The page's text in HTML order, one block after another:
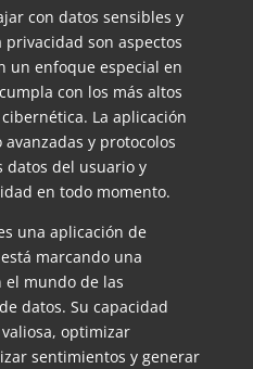
con datos sensibles y
son aspectos
un enfoque especial en
cumpla con los más altos
La aplicación
y protocolos
datos del usuario y
en todo momento.
una aplicación de
marcando una
mundo de las
datos. Su capacidad
optimizar
sentimientos y generar